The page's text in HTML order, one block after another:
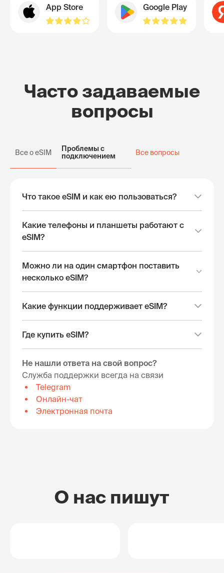
App Store Google Play
Часто задаваемые
вопросы
Все о eSIM
Проблемы с
подключением
Все вопросы
Что такое eSIM и как ею пользоваться?
Какие телефоны и планшеты работают с
eSIM?
Можно ли на один смартфон поставить
несколько eSIM?
Какие функции поддерживает eSIM?
Где купить eSIM?
Не нашли ответа на свой вопрос?
Служба поддержки всегда на связи
Telegram
Онлайн-чат
Электронная почта
О нас пишут